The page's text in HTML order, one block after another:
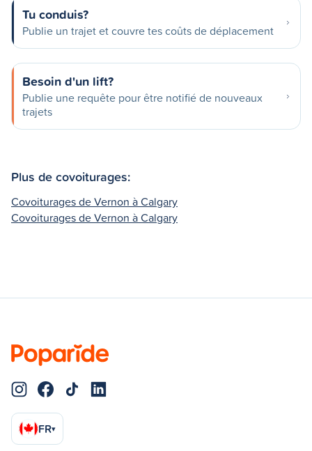
Tu conduis?
Publie un trajet et couvre tes coûts de déplacement
Besoin d'un lift?
Publie une requête pour être notifié de nouveaux
trajets
Plus de covoiturages:
Covoiturages de Vernon à Calgary
Covoiturages de Vernon à Calgary
FR▾